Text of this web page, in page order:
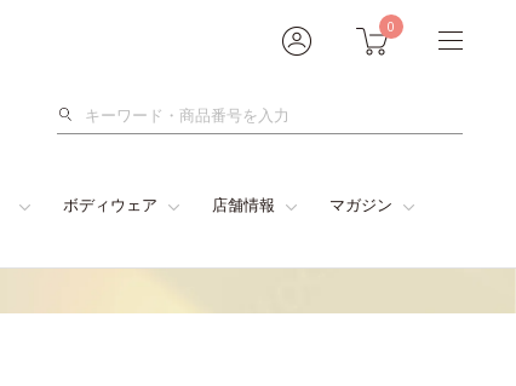
0
検
ボディウェア 店舗情報 マガジン